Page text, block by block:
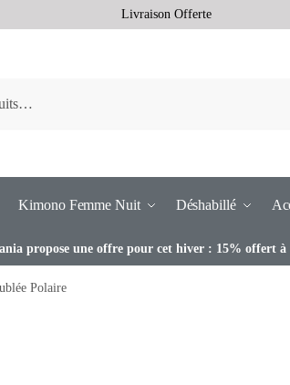
Livraison Offerte
Kimono Femme Nuit Déshabillé
propose une offre pour cet hiver : 15% offert à
Polaire